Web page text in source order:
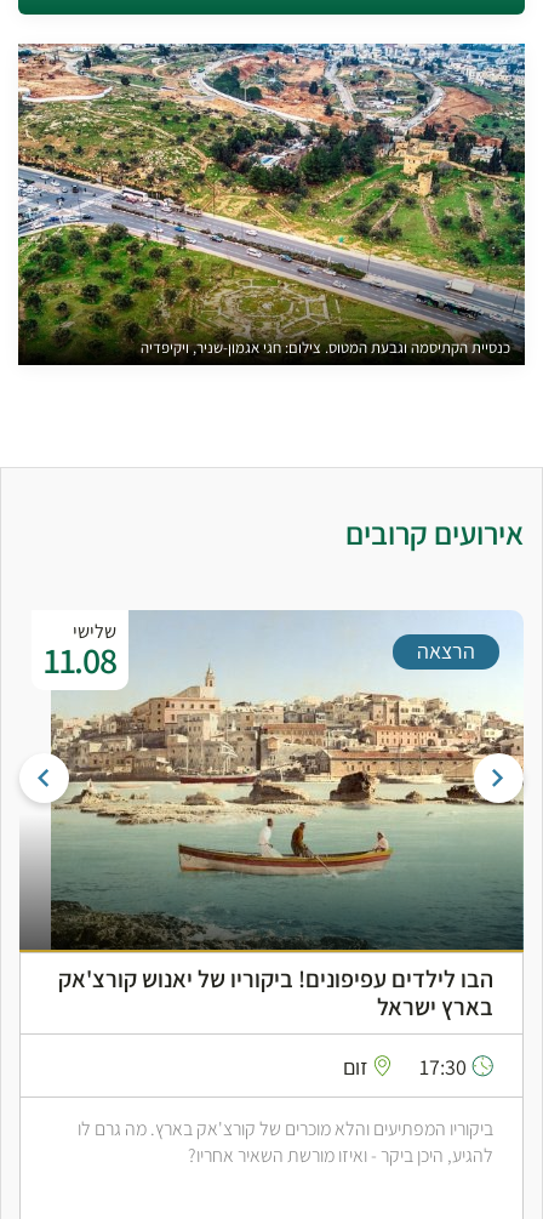
כנסיית הקתיסמה וגבעת המטוס. צילום: חגי אגמון-שניר, ויקיפדיה
אירועים קרובים
שלישי
11.08 הרצאה
הבו לילדים עפיפונים! ביקוריו של יאנוש קורצ'אק
בארץ ישראל
זום
ביקוריו המפתיעים והלא מוכרים של קורצ'אק בארץ. מה גרם לו
להגיע, היכן ביקר - ואיזו מורשת השאיר אחריו?